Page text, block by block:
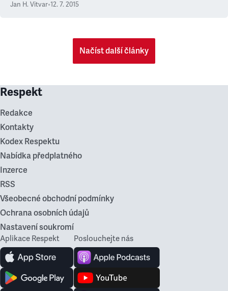
Jan H. Vitvar•12. 7. 2015
Načíst další články
Respekt
Redakce
Kontakty
Kodex Respektu
Nabídka předplatného
Inzerce
RSS
Všeobecné obchodní podmínky
Ochrana osobních údajů
Nastavení soukromí
Aplikace Respekt Poslouchejte nás